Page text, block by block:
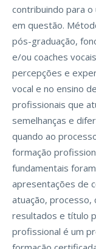
contribuindo para
em questão.
pós-graduação,
e/ou coaches
percepções e
vocal e no ensino
profissionais que
semelhanças e
quando ao
formação
fundamentais
apresentações de
atuação, processo,
resultados e título
profissional é um